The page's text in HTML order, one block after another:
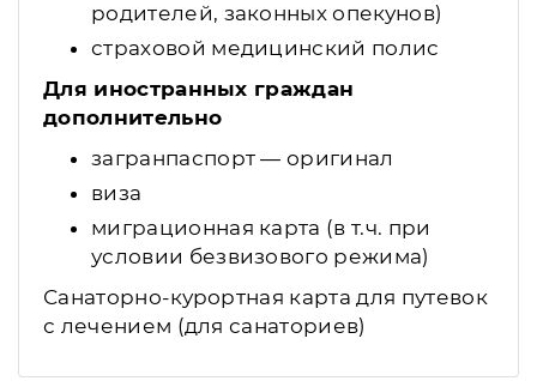
родителей, законных опекунов)
страховой медицинский полис
Для иностранных граждан
дополнительно
загранпаспорт — оригинал
виза
миграционная карта (в т.ч. при
условии безвизового режима)
Санаторно-курортная карта для путевок
с лечением (для санаториев)